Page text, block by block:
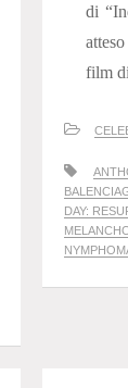
di
film
DAY: